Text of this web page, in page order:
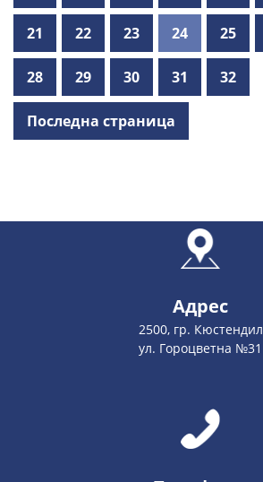
21 22 23 24 25
28 29 30 31 32
Последна страница
Адрес
2500, гр. Кюстендил
ул. Гороцветна №31